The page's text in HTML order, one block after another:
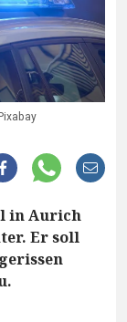
in Aurich
Er soll